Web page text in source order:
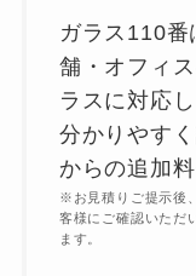
ガラス110
舗・オフィ
ラスに対応
分かりやす
からの追加
※お見積りご提示後
客様にご確認いただ
ます。